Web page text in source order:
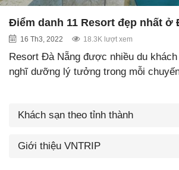
Điểm danh 11 Resort đẹp nhất ở
16 Th3, 2022 18.3K lượt xem
Resort Đà Nẵng được nhiều du
nghĩ dưỡng lý tưởng trong mỗi
Khách sạn theo tỉnh thành
Giới thiệu VNTRIP